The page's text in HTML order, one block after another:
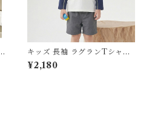
キッズ 長袖 ラグランTシャツ
綿 アウトドア プリント 男の子
女の子 韓国子供服 90-120cm
¥2,180